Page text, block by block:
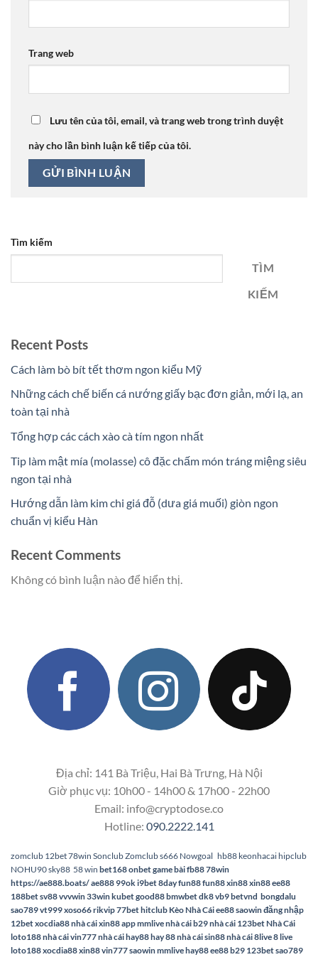
Trang web
Lưu tên của tôi, email, và trang web trong trình duyệt
này cho lần bình luận kế tiếp của tôi.
Tìm kiếm
TÌM
KIẾM
Recent Posts
Cách làm bò bít tết thơm ngon kiểu Mỹ
Những cách chế biến cá nướng giấy bạc đơn giản, mới lạ, an
toàn tại nhà
Tổng hợp các cách xào cà tím ngon nhất
Tip làm mật mía (molasse) cô đặc chấm món tráng miệng siêu
ngon tại nhà
Hướng dẫn làm kim chi giá đỗ (dưa giá muối) giòn ngon
chuẩn vị kiểu Hàn
Recent Comments
Không có bình luận nào để hiển thị.
Địa chỉ: 141 Bà Triệu, Hai Bà Trưng, Hà Nội
Giờ phục vụ: 10h00 - 14h00 & 17h00 - 22h00
Email: info@cryptodose.co
Hotline: 090.2222.141
zomclub 12bet78win SonclubZomclubs666 Nowgoal hb88 keonhacaihipclub
NOHU90sky88 58 win bet168onbetgame bàifb8878win
https://ae888.boats/ae88899oki9bet8dayfun88fun88xin88xin88ee88
188betsv88vvvwin33winkubetgood88bmwbetdk8vb9betvnd bongdalu
sao789vt999xoso66rikvip77bethitclub Kèo Nhà Cáiee88saowinđăng nhập
12betxocdia88nhà cái xin88app mmlivenhà cái b29nhà cái 123betNhà Cái
loto188nhà cái vin777nhà cái hay88hay 88nhà cái sin88nhà cái 8live8 live
loto188xocdia88xin88vin777saowinmmlivehay88ee88b29 123betsao789